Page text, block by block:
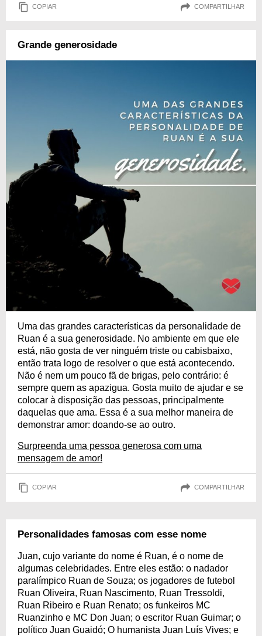
COPIAR COMPARTILHAR
Grande generosidade
Uma das grandes características da personalidade de
Ruan é a sua generosidade. No ambiente em que ele
está, não gosta de ver ninguém triste ou cabisbaixo,
então trata logo de resolver o que está acontecendo.
Não é nem um pouco fã de brigas, pelo contrário: é
sempre quem as apazigua. Gosta muito de ajudar e se
colocar à disposição das pessoas, principalmente
daquelas que ama. Essa é a sua melhor maneira de
demonstrar amor: doando-se ao outro.
Surpreenda uma pessoa generosa com uma
mensagem de amor!
COPIAR COMPARTILHAR
Personalidades famosas com esse nome
Juan, cujo variante do nome é Ruan, é o nome de
algumas celebridades. Entre eles estão: o nadador
paralímpico Ruan de Souza; os jogadores de futebol
Ruan Oliveira, Ruan Nascimento, Ruan Tressoldi,
Ruan Ribeiro e Ruan Renato; os funkeiros MC
Ruanzinho e MC Don Juan; o escritor Ruan Guimar; o
político Juan Guaidó; O humanista Juan Luís Vives; e